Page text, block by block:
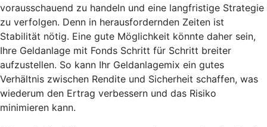
vorausschauend zu handeln und eine langfristige Strategie
zu verfolgen. Denn in herausfordernden Zeiten ist
Stabilität nötig. Eine gute Möglichkeit könnte daher sein,
Ihre Geldanlage mit Fonds Schritt für Schritt breiter
aufzustellen. So kann Ihr Geldanlagemix ein gutes
Verhältnis zwischen Rendite und Sicherheit schaffen, was
wiederum den Ertrag verbessern und das Risiko
minimieren kann.